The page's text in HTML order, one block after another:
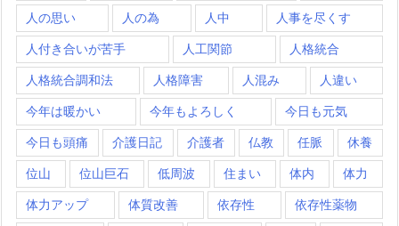
人の思い 人の為 人中 人事を尽くす
人付き合いが苦手 人工関節 人格統合
人格統合調和法 人格障害 人混み 人違い
今年は暖かい 今年もよろしく 今日も元気
今日も頭痛 介護日記 介護者 仏教 任脈 休養
位山 位山巨石 低周波 住まい 体内 体力
体力アップ 体質改善 依存性 依存性薬物